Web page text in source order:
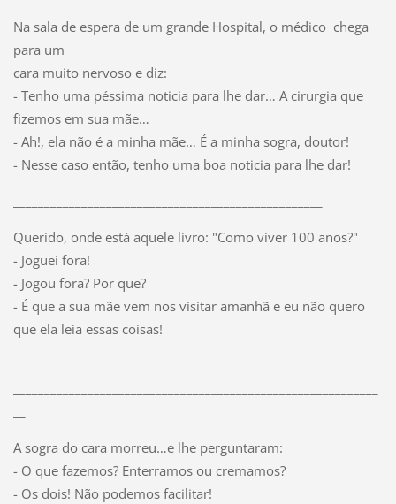
Na sala de espera de um grande Hospital, o médico chega
para um
cara muito nervoso e diz:
- Tenho uma péssima noticia para lhe dar… A cirurgia que
fizemos em sua mãe…
- Ah!, ela não é a minha mãe… É a minha sogra, doutor!
- Nesse caso então, tenho uma boa noticia para lhe dar!
Querido, onde está aquele livro: "Como viver 100 anos?"
- Joguei fora!
- Jogou fora? Por que?
- É que a sua mãe vem nos visitar amanhã e eu não quero
que ela leia essas coisas!
A sogra do cara morreu…e lhe perguntaram:
- O que fazemos? Enterramos ou cremamos?
- Os dois! Não podemos facilitar!